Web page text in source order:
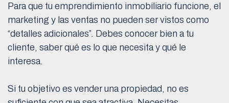
Para que tu emprendimiento inmobiliario funcione, el
marketing y las ventas no pueden ser vistos como
“detalles adicionales”. Debes conocer bien a tu
cliente, saber qué es lo que necesita y qué le
interesa.
Si tu objetivo es vender una propiedad, no es